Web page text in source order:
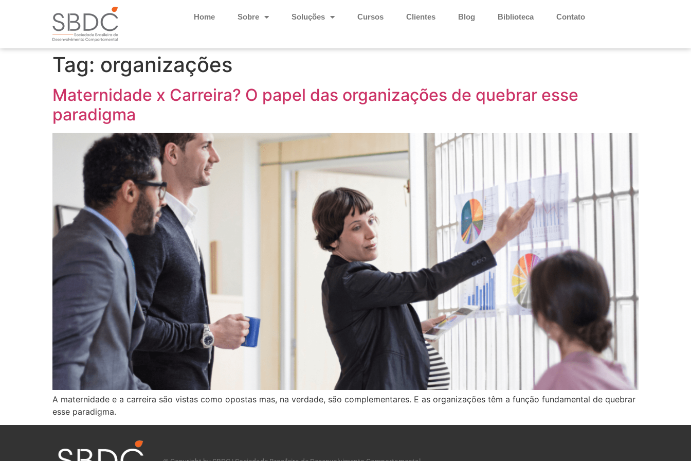
Home Sobre Soluções Cursos Clientes Blog Biblioteca Contato
Tag: organizações
Maternidade x Carreira? O papel das organizações de quebrar esse
paradigma
A maternidade e a carreira são vistas como opostas mas, na verdade, são complementares. E as organizações têm a função fundamental de quebrar
esse paradigma.